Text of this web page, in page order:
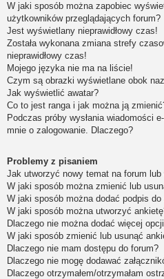
W jaki sposób można zapobiec
użytkowników przeglądających forum?
Jest wyświetlany nieprawidłowy czas!
Została wykonana zmiana strefy
nieprawidłowy czas!
Mojego języka nie ma na liście!
Czym są obrazki wyświetlane obok
Jak wyświetlić awatar?
Co to jest ranga i jak można ją
Podczas próby wysłania wiadomości
mnie o zalogowanie. Dlaczego?
Problemy z pisaniem
Jak utworzyć nowy temat na forum lub
W jaki sposób można zmienić lub
W jaki sposób można dodać podpis do
W jaki sposób można utworzyć
Dlaczego nie można dodać więcej
W jaki sposób zmienić lub usunąć
Dlaczego nie mam dostępu do forum?
Dlaczego nie mogę dodawać
Dlaczego otrzymałem/otrzymałam